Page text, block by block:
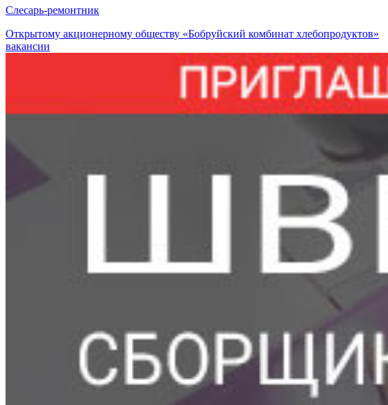
Слесарь-ремонтник
Открытому акционерному обществу «Бобруйский комбинат хлебопродуктов»
вакансии